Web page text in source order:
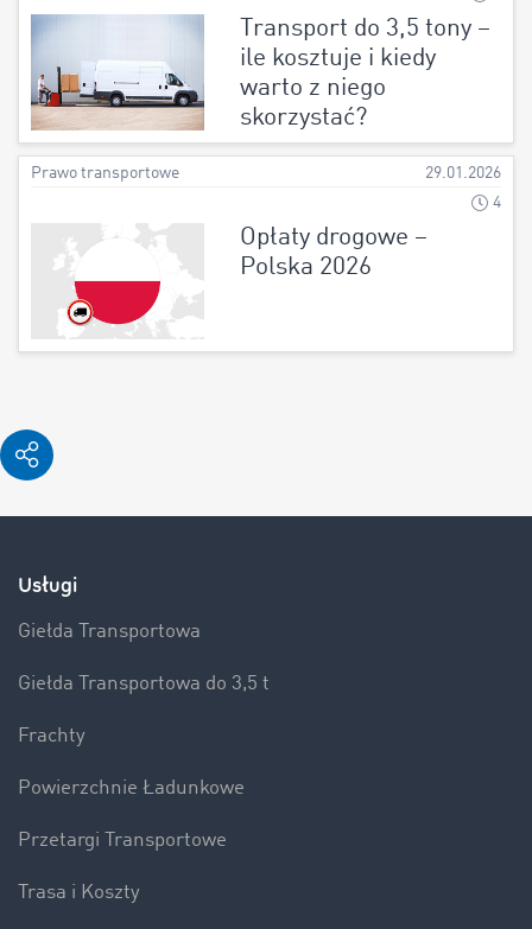
Transport do 3,5 tony –
ile kosztuje i kiedy
warto z niego
skorzystać?
Prawo transportowe
29.01.2026
4
Opłaty drogowe –
Polska 2026
Usługi
Giełda Transportowa
Giełda Transportowa do 3,5 t
Frachty
Powierzchnie Ładunkowe
Przetargi Transportowe
Trasa i Koszty